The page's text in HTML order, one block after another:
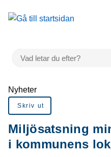
Gå till innehåll
VAD LETAR DU EFTER?
Du är här:
Nyheter
Skriv ut
Miljösatsning
i kommunens